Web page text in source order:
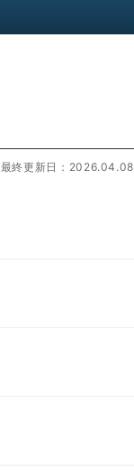
最終更新日：2026.04.08